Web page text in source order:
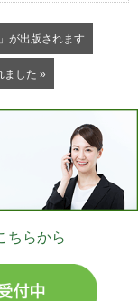
が出版されます
ました »
ちらから